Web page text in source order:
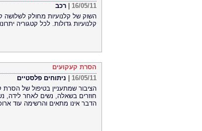
16/05/11
רכב
השוק של קלנועיות מחולק לשלושה
קלנועיות גדולות. לכל קטגוריה
הסרת קעקועים
16/05/11
ניתוחים פלסטיים
הציבור שמתעניין בטיפול של הסרת
חוזרים בשאלה, נשים לאחר לידה,
הדבר אינו מתאים והרשימה עוד